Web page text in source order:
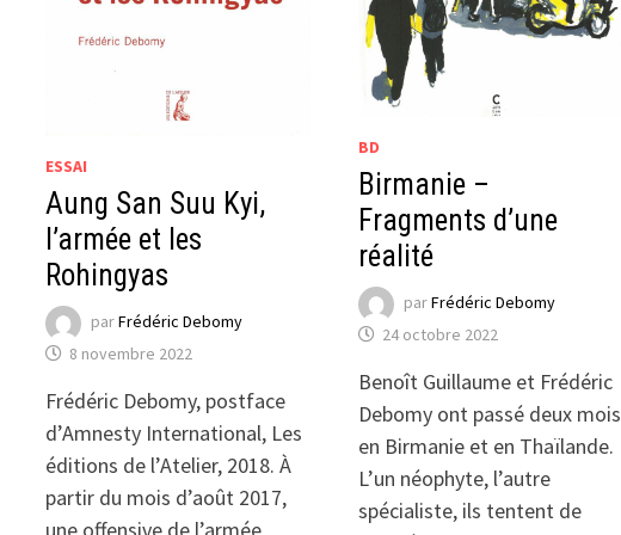
ESSAI
Aung San Suu Kyi,
l’armée et les
Rohingyas
parFrédéric Debomy
8 novembre 2022
Frédéric Debomy, postface
d’Amnesty International, Les
éditions de l’Atelier, 2018. À
partir du mois d’août 2017,
BD
Birmanie –
Fragments d’une
réalité
parFrédéric Debomy
24 octobre 2022
Benoît Guillaume et Frédéric
Debomy ont passé deux mois
en Birmanie et en Thaïlande.
L’un néophyte, l’autre
spécialiste, ils tentent de